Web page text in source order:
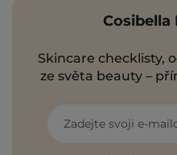
Skincare checklisty,
ze světa beauty –
Zadejte svoji e-